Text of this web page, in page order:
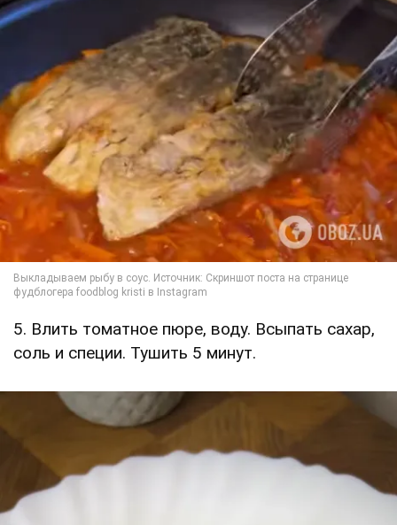
5. Влить томатное пюре, воду. Всыпать сахар,
соль и специи. Тушить 5 минут.